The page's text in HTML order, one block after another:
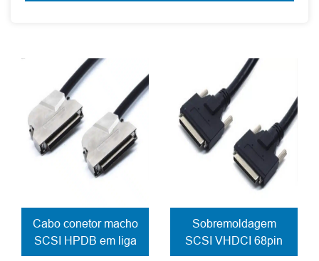
Cabo conetor macho
SCSI HPDB em liga
de zinco cabo com
Sobremoldagem
SCSI VHDCI 68pin
conetor macho cabo